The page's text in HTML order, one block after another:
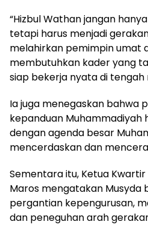
“Hizbul Wathan jangan
tetapi harus menjadi
melahirkan pemimpin umat
membutuhkan kader yang
siap bekerja nyata di tengah
Ia juga menegaskan bahwa
kepanduan Muhammadiyah
dengan agenda besar
mencerdaskan dan
Sementara itu, Ketua
Maros mengatakan Musyda
pergantian kepengurusan,
dan peneguhan arah